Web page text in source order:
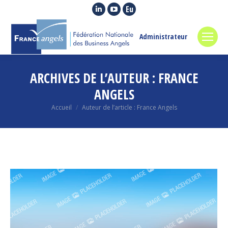
La
LinkedIn
s'ouvre
une
nouvelle
fenêtre
La
YouTube
s'ouvre
une
nouvelle
fenêtre
La
Euroquity
une
nouvelle
fenêtre
Administrateur
ARCHIVES DE L’AUTEUR : FRANCE
ANGELS
Vous êtes ici :
Accueil Auteur de l’article : France Angels